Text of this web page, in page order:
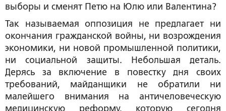
выборы и сменят Петю на Юлю или Валентина?
Так называемая оппозиция не предлагает ни
окончания гражданской войны, ни возрождения
экономики, ни новой промышленной политики,
ни социальной защиты. Небольшая деталь.
Дерясь за включение в повестку дня своих
требований, майданщики не обратили ни
малейшего внимания на античеловеческую
медицинскую реформу, которую сегодня